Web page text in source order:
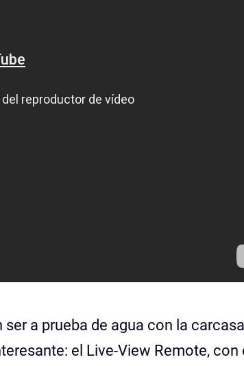
a prueba de agua con la carcasa
el Live-View Remote, con